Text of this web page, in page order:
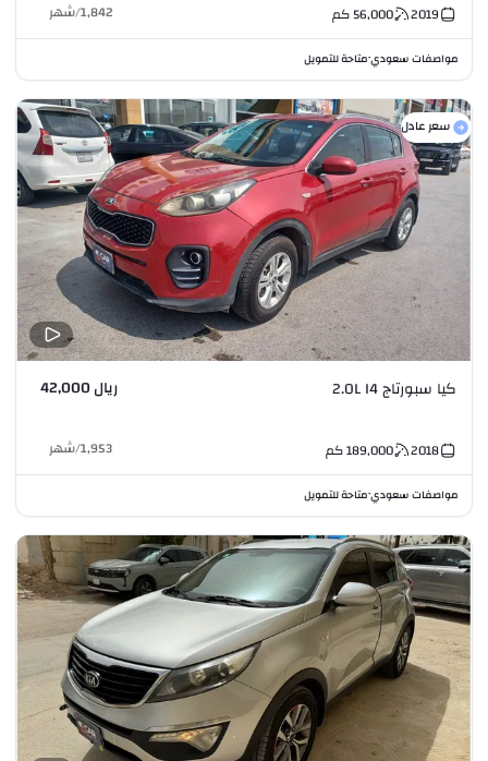
2019
56,000كم 1,842
/شهر
مواصفات سعودي•متاحة للتمويل
سعر عادل
كيا سبورتاج 2.0L I4 ريال 42,000
2018
189,000كم 1,953
/شهر
مواصفات سعودي•متاحة للتمويل